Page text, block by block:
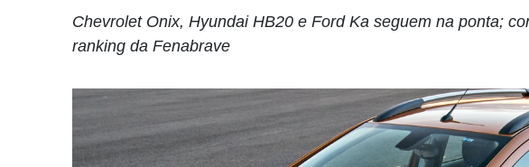
Chevrolet Onix, Hyundai HB20 e Ford Ka seguem na ponta;
ranking da Fenabrave